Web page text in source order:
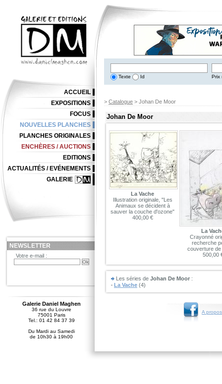
Texte Id Prix
> Catalogue > Johan De Moor
Johan De Moor
La Vache
Illustration originale, "Les
Animaux se décident à
sauver la couche d'ozone"
400,00 €
La
Crayonné
recherche
couverture de
500,00
Les séries de Johan De Moor :
La Vache (4)
A
ACCUEIL
EXPOSITIONS
FOCUS
NOUVELLES PLANCHES
PLANCHES ORIGINALES
ENCHÈRES / AUCTIONS
EDITIONS
ACTUALITÉS / EVÉNEMENTS
GALERIE
NEWSLETTER
Votre e-mail :
Galerie Daniel Maghen
36 rue du Louvre
75001 Paris
Tel.: 01 42 84 37 39
Du Mardi au Samedi
de 10h30 à 19h00